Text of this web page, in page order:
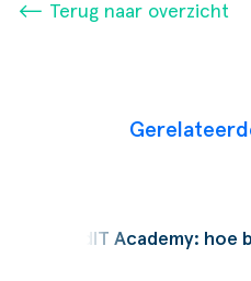
⟵ Terug naar overzicht
SucceedIT Academy: hoe